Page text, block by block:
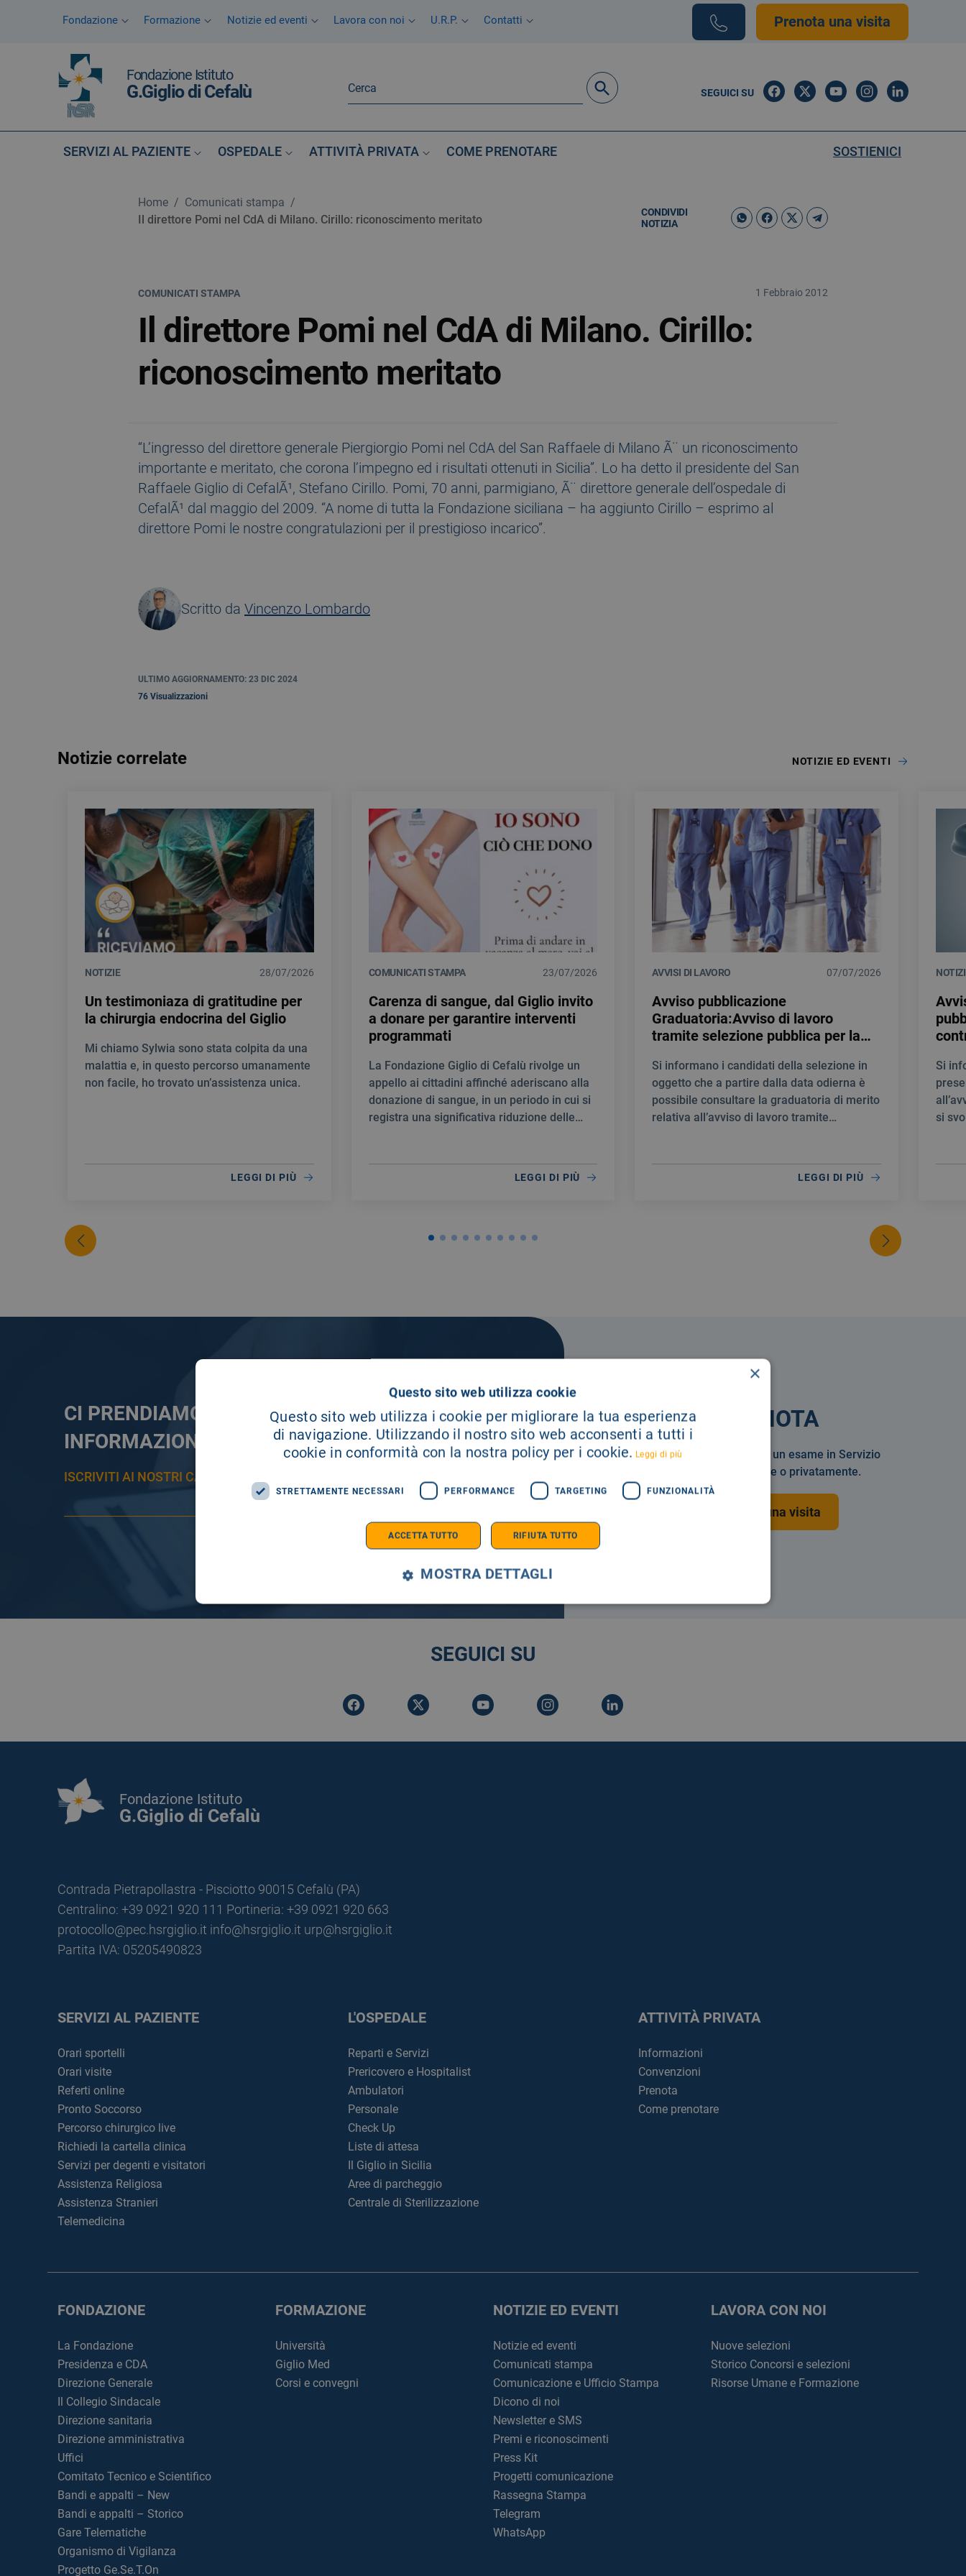
Vai al menu di navigazione
Fondazione Formazione Notizie ed eventi Lavora con noi U.R.P. Contatti Prenota una visita
Fondazione Istituto
G.Giglio di Cefalù SEGUICI SU
SERVIZI AL PAZIENTE OSPEDALE ATTIVITÀ PRIVATA COME PRENOTARE SOSTIENICI
Home / Comunicati stampa /
Il direttore Pomi nel CdA di Milano. Cirillo: riconoscimento meritato
CONDIVIDI
NOTIZIA
COMUNICATI STAMPA 1 Febbraio 2012
Il direttore Pomi nel CdA di Milano. Cirillo:
riconoscimento meritato
“L’ingresso del direttore generale Piergiorgio Pomi nel CdA del San Raffaele di Milano Ã¨ un riconoscimento
importante e meritato, che corona l’impegno ed i risultati ottenuti in Sicilia”. Lo ha detto il presidente del San
Raffaele Giglio di CefalÃ¹, Stefano Cirillo. Pomi, 70 anni, parmigiano, Ã¨ direttore generale dell’ospedale di
CefalÃ¹ dal maggio del 2009. “A nome di tutta la Fondazione siciliana – ha aggiunto Cirillo – esprimo al
direttore Pomi le nostre congratulazioni per il prestigioso incarico”.
Scritto da Vincenzo Lombardo
ULTIMO AGGIORNAMENTO: 23 DIC 2024
76 Visualizzazioni
Notizie correlate NOTIZIE ED EVENTI
NOTIZIE 28/07/2026
Un testimoniaza di gratitudine per
la chirurgia endocrina del Giglio
Mi chiamo Sylwia sono stata colpita da una
malattia e, in questo percorso umanamente
non facile, ho trovato un’assistenza unica.
LEGGI DI PIÙ
COMUNICATI STAMPA 23/07/2026
Carenza di sangue, dal Giglio invito
a donare per garantire interventi
programmati
La Fondazione Giglio di Cefalù rivolge un
appello ai cittadini affinché aderiscano alla
donazione di sangue, in un periodo in cui si
registra una significativa riduzione delle
LEGGI DI PIÙ
AVVISI DI LAVORO 07/07/2026
Avviso pubblicazione
Graduatoria:Avviso di lavoro
tramite selezione pubblica per la
merito al fine di individuare
personale idoneo per la stipula di
contratti a tempo determinato
quale INFERMIERE
Si informano i candidati della selezione in
oggetto che a partire dalla data odierna è
possibile consultare la graduatoria di merito
relativa all’avviso di lavoro tramite
personale idoneo per la stipula di contratti a
LEGGI DI PIÙ
E
Si
si
CI PRENDIAMO CURA DELLA TUA
INFORMAZIONE
ISCRIVITI AI NOSTRI CANALI PER RESTARE SEMPRE AGGIORNATO
PRENOTA
Prenotare una visita o un esame in Servizio
Sanitario Nazionale o privatamente.
Prenota una visita
SEGUICI SU
Fondazione Istituto
G.Giglio di Cefalù
Contrada Pietrapollastra - Pisciotto 90015 Cefalù (PA)
Centralino: +39 0921 920 111 Portineria: +39 0921 920 663
protocollo@pec.hsrgiglio.it info@hsrgiglio.it urp@hsrgiglio.it
Partita IVA: 05205490823
SERVIZI AL PAZIENTE
Orari sportelli
Orari visite
Referti online
Pronto Soccorso
Percorso chirurgico live
Richiedi la cartella clinica
Servizi per degenti e visitatori
Assistenza Religiosa
Assistenza Stranieri
Telemedicina
L'OSPEDALE
Reparti e Servizi
Prericovero e Hospitalist
Ambulatori
Personale
Check Up
Liste di attesa
Il Giglio in Sicilia
Aree di parcheggio
Centrale di Sterilizzazione
ATTIVITÀ PRIVATA
Informazioni
Convenzioni
Prenota
Come prenotare
FONDAZIONE
La Fondazione
Presidenza e CDA
Direzione Generale
Il Collegio Sindacale
Direzione sanitaria
Direzione amministrativa
Uffici
Comitato Tecnico e Scientifico
Bandi e appalti – New
Bandi e appalti – Storico
Gare Telematiche
Organismo di Vigilanza
Progetto Ge.Se.T.On
FORMAZIONE
Università
Giglio Med
Corsi e convegni
NOTIZIE ED EVENTI
Notizie ed eventi
Comunicati stampa
Comunicazione e Ufficio Stampa
Dicono di noi
Newsletter e SMS
Premi e riconoscimenti
Press Kit
Progetti comunicazione
Rassegna Stampa
Telegram
WhatsApp
LAVORA CON NOI
Nuove selezioni
Storico Concorsi e selezioni
Risorse Umane e Formazione
×
Questo sito web utilizza cookie
Questo sito web utilizza i cookie per migliorare la tua esperienza
di navigazione. Utilizzando il nostro sito web acconsenti a tutti i
cookie in conformità con la nostra policy per i cookie. Leggi di più
STRETTAMENTE NECESSARI PERFORMANCE TARGETING FUNZIONALITÀ
ACCETTA TUTTO RIFIUTA TUTTO
MOSTRA DETTAGLI